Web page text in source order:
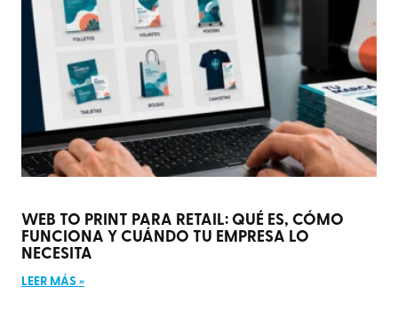
WEB TO PRINT PARA RETAIL: QUÉ ES, CÓMO
FUNCIONA Y CUÁNDO TU EMPRESA LO
NECESITA
LEER MÁS »